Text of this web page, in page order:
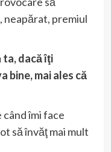
neapărat, premiul
ta, dacă îţi
bine, mai ales că
când îmi face
să învăţ mai mult